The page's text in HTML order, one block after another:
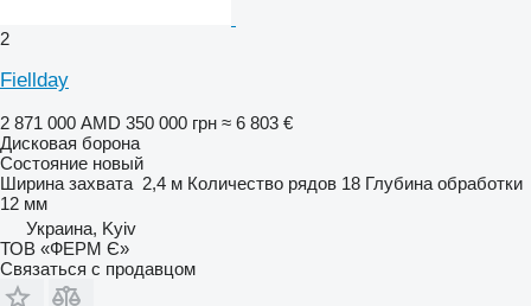
2
Fiellday
2 871 000 AMD 350 000 грн ≈ 6 803 €
Дисковая борона
Состояние новый
Ширина захвата 2,4 м Количество рядов 18 Глубина обработки
12 мм
Украина, Kyiv
ТОВ «ФЕРМ Є»
Связаться с продавцом